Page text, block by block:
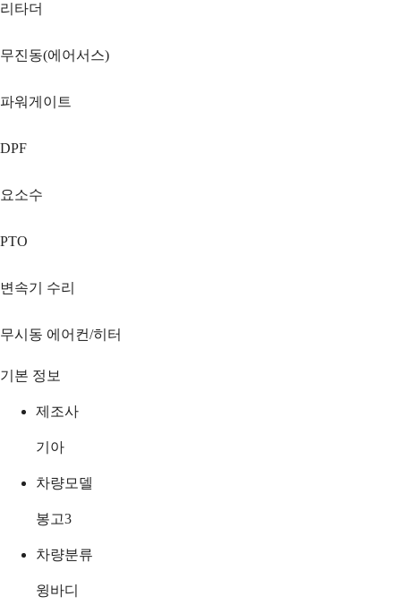
리타더
무진동(에어서스)
파워게이트
DPF
요소수
PTO
변속기 수리
무시동 에어컨/히터
기본 정보
제조사
기아
차량모델
봉고3
차량분류
윙바디